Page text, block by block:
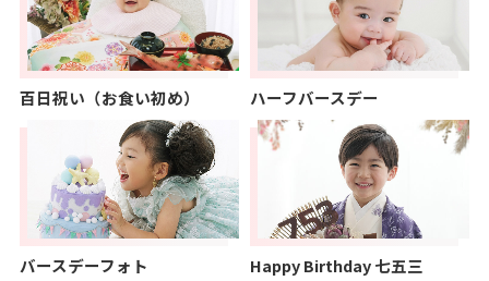
百日祝い（お食い初め） ハーフバースデー
バースデーフォト Happy Birthday 七五三